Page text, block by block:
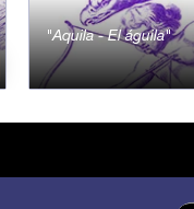
Aquila - El águila